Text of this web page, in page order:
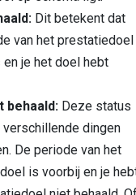
Dit betekent dat
van het prestatiedoel
je het doel hebt
behaald: Deze status
verschillende dingen
De periode van het
is voorbij en je